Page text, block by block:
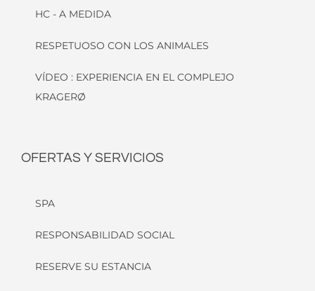
HC - A MEDIDA
RESPETUOSO CON LOS ANIMALES
VÍDEO : EXPERIENCIA EN EL COMPLEJO
KRAGERØ
OFERTAS Y SERVICIOS
SPA
RESPONSABILIDAD SOCIAL
RESERVE SU ESTANCIA